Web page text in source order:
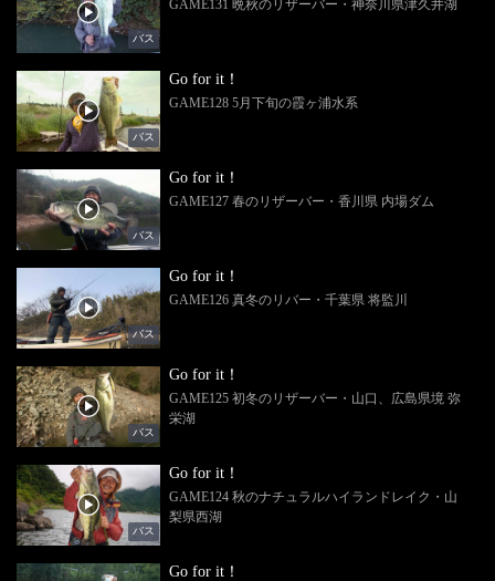
バス
GAME131 晩秋のリザーバー・神奈川県津久井湖
バス
Go for it！
GAME128 5月下旬の霞ヶ浦水系
バス
Go for it！
GAME127 春のリザーバー・香川県 内場ダム
バス
Go for it！
GAME126 真冬のリバー・千葉県 将監川
バス
Go for it！
GAME125 初冬のリザーバー・山口、広島県境 弥
栄湖
バス
Go for it！
GAME124 秋のナチュラルハイランドレイク・山
梨県西湖
Go for it！